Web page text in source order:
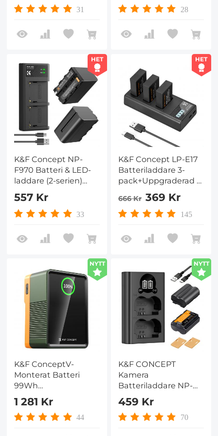
Vintervandring 31
Z5, D850, D810,
D810A, D780, D750,
28
HET
K&F Concept NP-
F970 Batteri & LED-
laddare (2-serien)
Kompatibel med
Sony LED-paneler,
Monitors &
557 Kr
33
HET
K&F Concept LP-E17
Batteriladdare 3-
pack+Uppgraderad 3-
facks LCD-laddare för
Canon EOS
R50/RP/R10/R8/Rebel
666 Kr 369 Kr
145
NYTT
K&F ConceptV-
Monterat Batteri
99Wh
(14,8V/6700mAh)
PD100W Mini V-
Mount-Batteri Med
1 281 Kr
44
NYTT
K&F CONCEPT
Kamera
Batteriladdare NP-
W235 Batteriladdare
Set, Dual Slot NP-
W235 Laddare för
459 Kr
70